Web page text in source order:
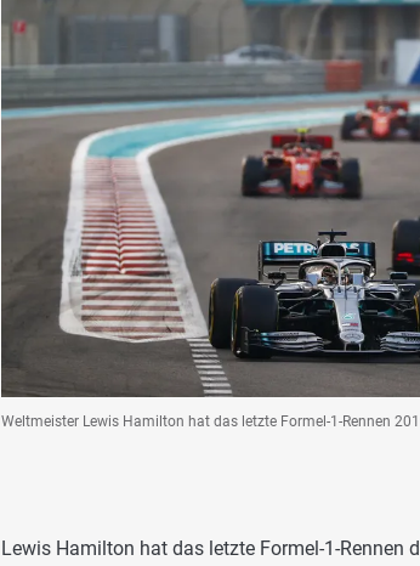
Weltmeister Lewis Hamilton hat das letzte Formel-1-Rennen
Lewis Hamilton hat das letzte Formel-1-Rennen